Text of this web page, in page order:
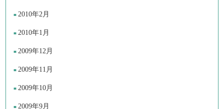
2010年2月
2010年1月
2009年12月
2009年11月
2009年10月
2009年9月